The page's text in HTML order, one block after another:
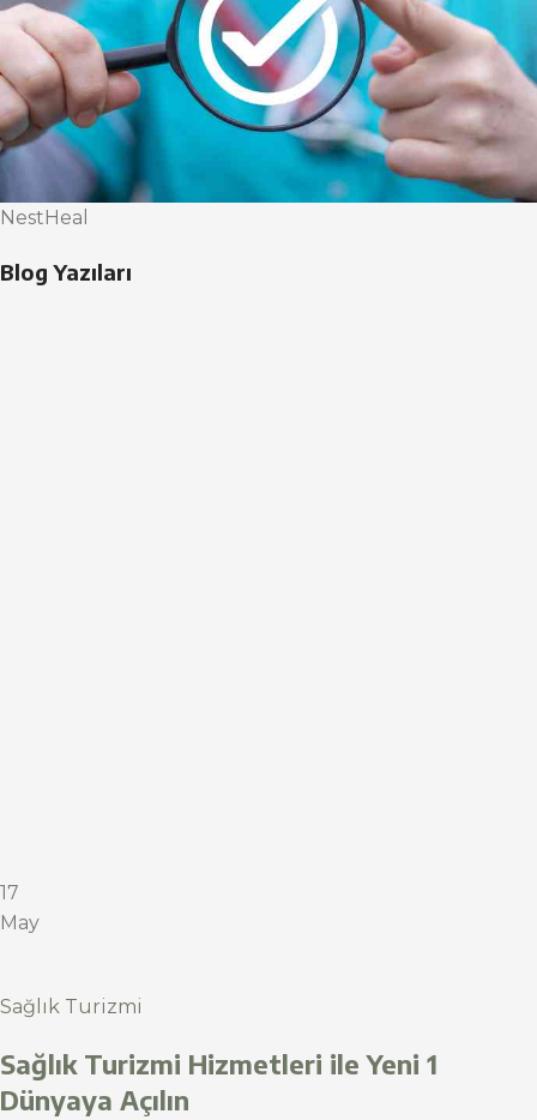
NestHeal
Blog Yazıları
17
May
Sağlık Turizmi
Sağlık Turizmi Hizmetleri ile Yeni 1
Dünyaya Açılın